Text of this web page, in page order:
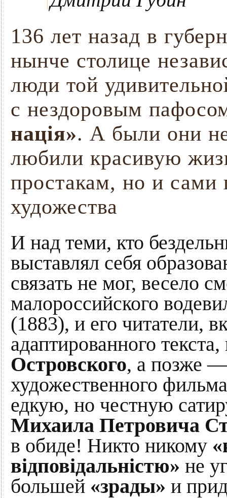
136 лет назад в
нынче столице
люди той
с нездоровым
нація». А были они
любили красивую
простакам, но и сами
художества
И над теми, кто
выставлял себя
связать не мог, весело
малороссийского
(1883), и его читатели,
адаптированного
Островского, а позже —
художественного
едкую, но честную
Михаила Петровича
в обиде! Никто никому
відповідальністю» не
большей «зрады» и